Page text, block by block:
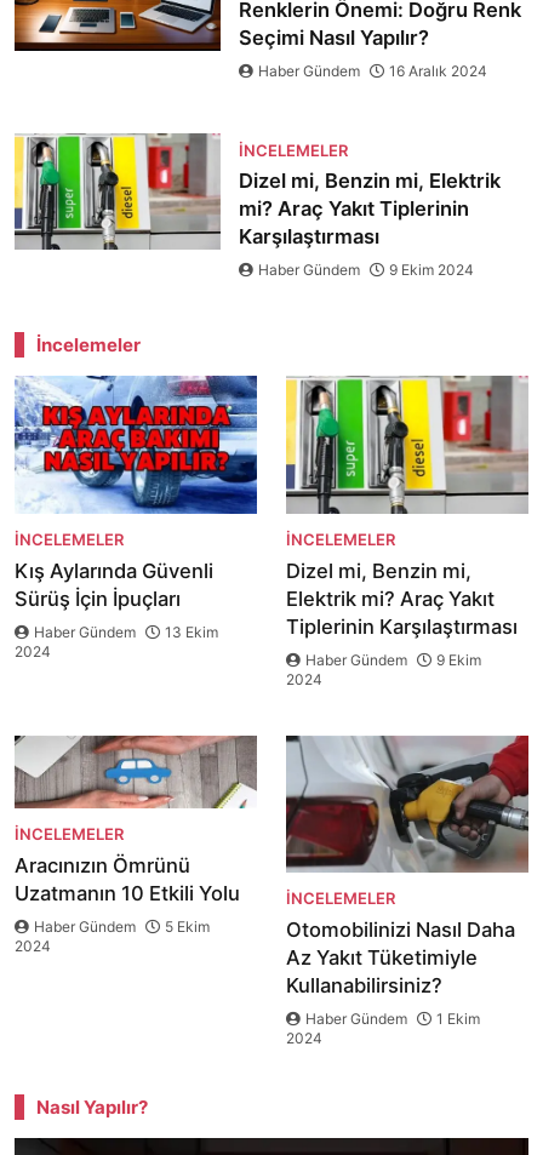
Renklerin Önemi: Doğru Renk
Seçimi Nasıl Yapılır?
Haber Gündem 16 Aralık 2024
İNCELEMELER
Dizel mi, Benzin mi, Elektrik
mi? Araç Yakıt Tiplerinin
Karşılaştırması
Haber Gündem 9 Ekim 2024
İncelemeler
İNCELEMELER
Kış Aylarında Güvenli
Sürüş İçin İpuçları
Haber Gündem
13 Ekim
2024
İNCELEMELER
Dizel mi, Benzin mi,
Elektrik mi? Araç Yakıt
Tiplerinin Karşılaştırması
Haber Gündem
9 Ekim
2024
İNCELEMELER
Aracınızın Ömrünü
Uzatmanın 10 Etkili Yolu
Haber Gündem
5 Ekim
2024
İNCELEMELER
Otomobilinizi Nasıl Daha
Az Yakıt Tüketimiyle
Kullanabilirsiniz?
Haber Gündem
1 Ekim
2024
Nasıl Yapılır?